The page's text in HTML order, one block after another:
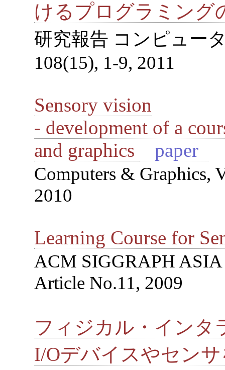
けるプログラミング
研究報告 コンピュー
108(15), 1-9, 2011
Sensory vision
- development of a
and graphics
paper
Computers & Graphics,
2010
Learning Course for
ACM SIGGRAPH ASIA
Article No.11, 2009
フィジカル・インタ
I/Oデバイスやセン